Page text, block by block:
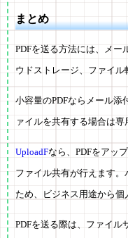
まとめ
PDFを送る方法には、メー
ウドストレージ、ファイル
小容量のPDFならメール添
ァイルを共有する場合は専
UploadFなら、PDFをアッ
ファイル共有が行えます
ため、ビジネス用途から個
PDFを送る際は、ファイル